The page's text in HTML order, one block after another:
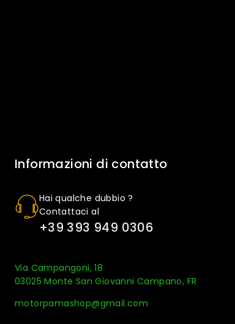
Informazioni di contatto
Hai qualche dubbio ?
Contattaci al
+39 393 949 0306
Via Campangoni, 18
03025 Monte San Giovanni Campano, FR
motorpamashop@gmail.com